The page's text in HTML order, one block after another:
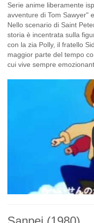
Serie anime liberamente
avventure di Tom Sawyer"
Nello scenario di Saint
storia è incentrata sulla
con la zia Polly, il fratello
maggior parte del tempo
cui vive sempre